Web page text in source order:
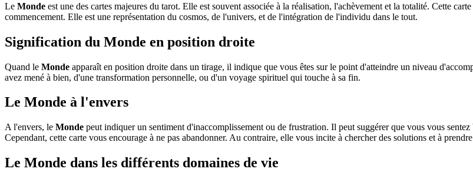
Le Monde est une des cartes majeures du tarot. Elle est souvent associée à la réalisation, l'achèvement et la totalité. Cette
commencement. Elle est une représentation du cosmos, de l'univers, et de l'intégration de l'individu dans le tout.
Signification du Monde en position droite
Quand le Monde apparaît en position droite dans un tirage, il indique que vous êtes sur le point d'atteindre un niveau
avez mené à bien, d'une transformation personnelle, ou d'un voyage spirituel qui touche à sa fin.
Le Monde à l'envers
A l'envers, le Monde peut indiquer un sentiment d'inaccomplissement ou de frustration. Il peut suggérer que vous vous
Cependant, cette carte vous encourage à ne pas abandonner. Au contraire, elle vous incite à chercher des solutions et à
Le Monde dans les différents domaines de vie